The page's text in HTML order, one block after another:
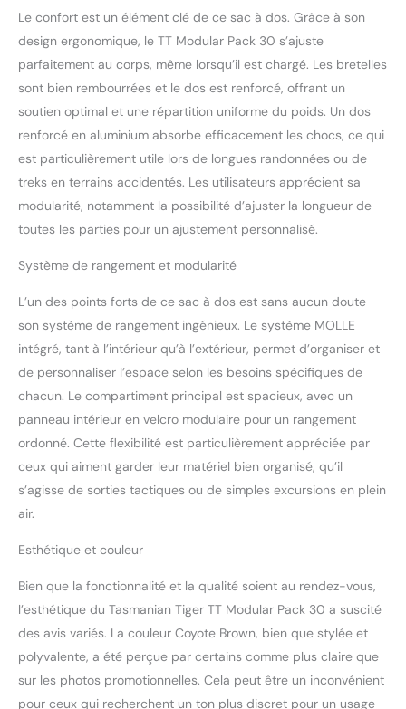
comporte un support
pour la vessie
pour les tuyaux
d'abreuvement ou les
antennes DIMENSIONS :
58 x 27 x 18 cm; poids
1,95 kg ); volume 30 litres
Le confort est un élément clé de ce sac à dos. Grâce à son
design ergonomique, le TT Modular Pack 30 s’ajuste
parfaitement au corps, même lorsqu’il est chargé. Les bretelles
sont bien rembourrées et le dos est renforcé, offrant un
soutien optimal et une répartition uniforme du poids. Un dos
renforcé en aluminium absorbe efficacement les chocs, ce qui
est particulièrement utile lors de longues randonnées ou de
treks en terrains accidentés. Les utilisateurs apprécient sa
modularité, notamment la possibilité d’ajuster la longueur de
toutes les parties pour un ajustement personnalisé.
Système de rangement et modularité
L’un des points forts de ce sac à dos est sans aucun doute
son système de rangement ingénieux. Le système MOLLE
intégré, tant à l’intérieur qu’à l’extérieur, permet d’organiser et
de personnaliser l’espace selon les besoins spécifiques de
chacun. Le compartiment principal est spacieux, avec un
panneau intérieur en velcro modulaire pour un rangement
ordonné. Cette flexibilité est particulièrement appréciée par
ceux qui aiment garder leur matériel bien organisé, qu’il
s’agisse de sorties tactiques ou de simples excursions en plein
air.
Esthétique et couleur
Bien que la fonctionnalité et la qualité soient au rendez-vous,
l’esthétique du Tasmanian Tiger TT Modular Pack 30 a suscité
des avis variés. La couleur Coyote Brown, bien que stylée et
polyvalente, a été perçue par certains comme plus claire que
sur les photos promotionnelles. Cela peut être un inconvénient
pour ceux qui recherchent un ton plus discret pour un usage